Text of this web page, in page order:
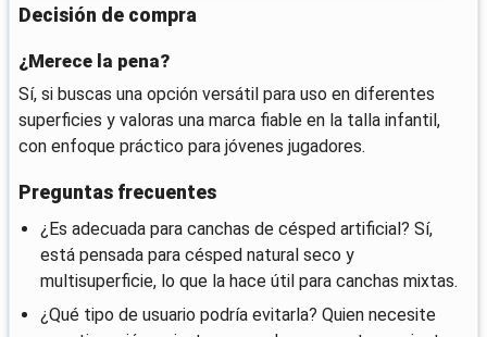
Decisión de compra
¿Merece la pena?
Sí, si buscas una opción versátil para uso en diferentes
superficies y valoras una marca fiable en la talla infantil,
con enfoque práctico para jóvenes jugadores.
Preguntas frecuentes
¿Es adecuada para canchas de césped artificial? Sí,
está pensada para césped natural seco y
multisuperficie, lo que la hace útil para canchas mixtas.
¿Qué tipo de usuario podría evitarla? Quien necesite